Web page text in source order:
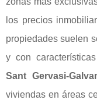
los precios
propiedades suelen
y con
Sant Gervasi-
viviendas en áreas